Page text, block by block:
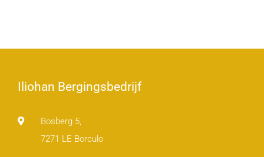
Iliohan Bergingsbedrijf
Bosberg 5,
7271 LE Borculo